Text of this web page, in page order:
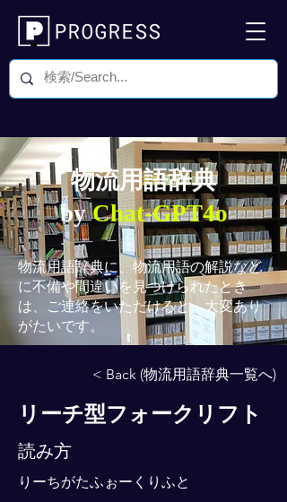
物流用語辞典
byChat-GPT4o
物流用語辞典に、物流用語の解説など
に不備や間違いを見つけられたとき
は、ご連絡をいただけると、大変あり
がたいです。
< Back (物流用語辞典一覧へ)
リーチ型フォークリフト
読み方
りーちがたふぉーくりふと